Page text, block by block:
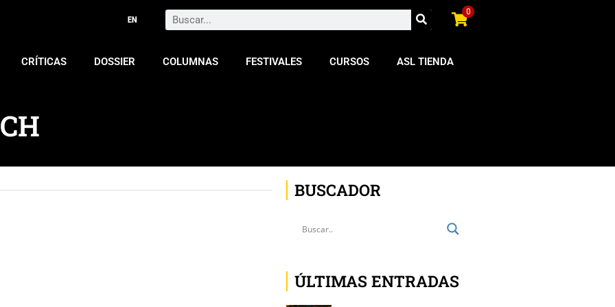
Search 0
CRÍTICAS DOSSIER COLUMNAS FESTIVALES CURSOS ASL TIENDA
BUSCADOR
ÚLTIMAS ENTRADAS